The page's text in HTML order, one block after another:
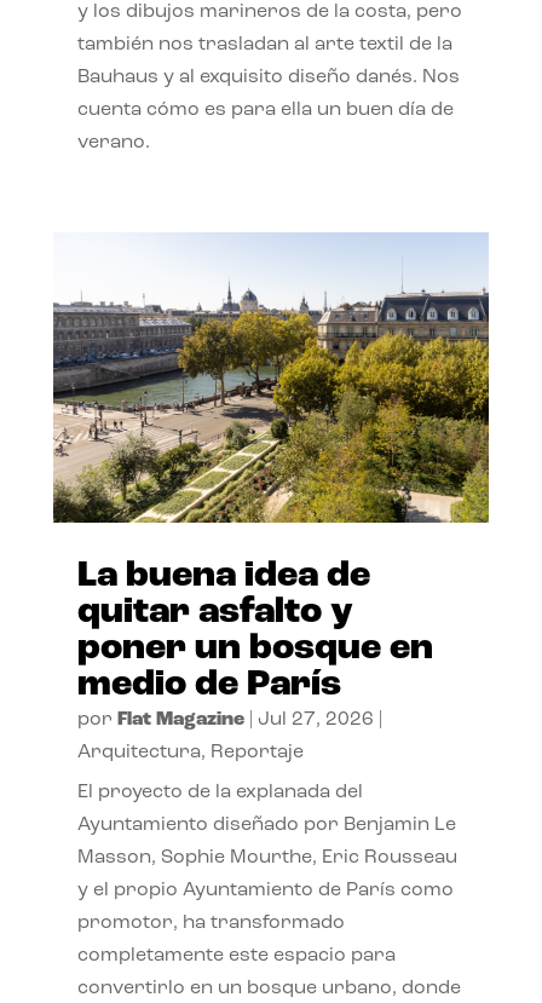
y los dibujos marineros de la costa, pero
también nos trasladan al arte textil de la
Bauhaus y al exquisito diseño danés. Nos
cuenta cómo es para ella un buen día de
verano.
La buena idea de
quitar asfalto y
poner un bosque en
medio de París
por Flat Magazine| Jul 27, 2026
Arquitectura, Reportaje
El proyecto de la explanada del
Ayuntamiento diseñado por Benjamin Le
Masson, Sophie Mourthe, Eric Rousseau
y el propio Ayuntamiento de París como
promotor, ha transformado
completamente este espacio para
convertirlo en un bosque urbano, donde